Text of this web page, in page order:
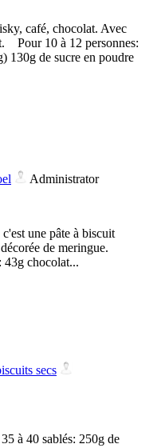
café, chocolat. Avec
Pour 10 à 12 personnes:
130g de sucre en poudre
Administrator
une pâte à biscuit
de meringue.
43g chocolat...
secs
à 40 sablés: 250g de